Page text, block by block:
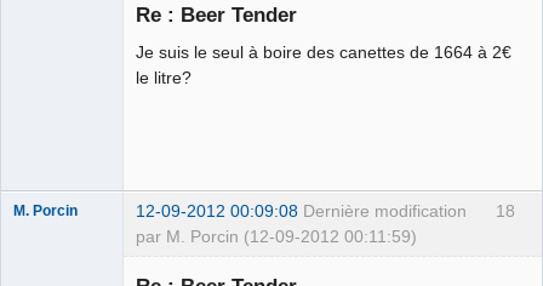
Re : Beer Tender
Je suis le seul à boire des canettes de 1664 à 2€
le litre?
18
M. Porcin 12-09-2012 00:09:08 Dernière modification
par M. Porcin (12-09-2012 00:11:59)